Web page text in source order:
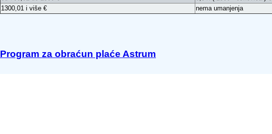
1300,01 i više €
nema umanjenja
Program za obraćun plaće Astrum